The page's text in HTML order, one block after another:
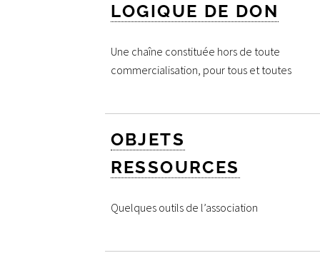
LOGIQUE DE DON
Une chaîne constituée hors de toute
commercialisation, pour tous et toutes
OBJETS
RESSOURCES
Quelques outils de l’association